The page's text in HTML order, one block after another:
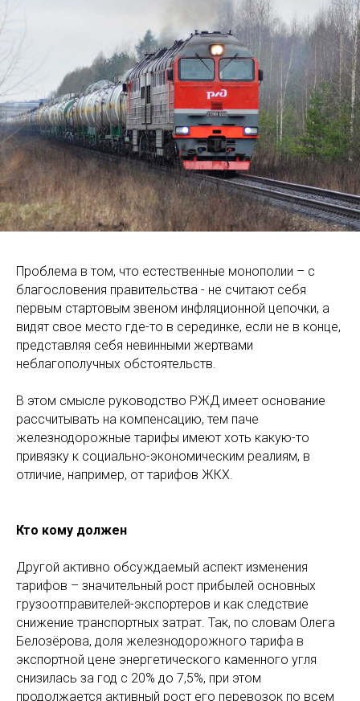
Проблема в том, что естественные монополии – с
благословения правительства - не считают себя
первым стартовым звеном инфляционной цепочки, а
видят свое место где-то в серединке, если не в конце,
представляя себя невинными жертвами
неблагополучных обстоятельств.
В этом смысле руководство РЖД имеет основание
рассчитывать на компенсацию, тем паче
железнодорожные тарифы имеют хоть какую-то
привязку к социально-экономическим реалиям, в
отличие, например, от тарифов ЖКХ.
Кто кому должен
Другой активно обсуждаемый аспект изменения
тарифов – значительный рост прибылей основных
грузоотправителей-экспортеров и как следствие
снижение транспортных затрат. Так, по словам Олега
Белозёрова, доля железнодорожного тарифа в
экспортной цене энергетического каменного угля
снизилась за год с 20% до 7,5%, при этом
продолжается активный рост его перевозок по всем